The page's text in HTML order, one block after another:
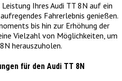
Ihres Audi TT 8N auf ein
Fahrerlebnis genießen.
bis hin zur Erhöhung der
Vielzahl von Möglichkeiten, um
herauszuholen.
für den Audi TT 8N